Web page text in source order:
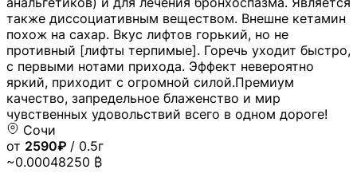
также диссоциативным веществом. Внешне кетамин
похож на сахар. Вкус лифтов горький, но не
противный [лифты терпимые]. Горечь уходит быстро,
с первыми нотами прихода. Эффект невероятно
яркий, приходит с огромной силой.Премиум
качество, запредельное блаженство и мир
чувственных удовольствий всего в одном дороге!
Сочи
от 2590₽ / 0.5г
~0.00048250 ₿